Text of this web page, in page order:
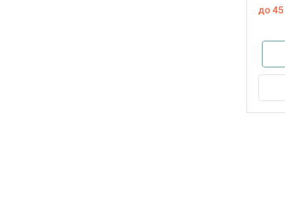
до 45